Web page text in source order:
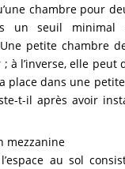
chambre pour
un seuil
petite chambre
l’inverse, elle
place dans une
t-il après avoir
mezzanine
au sol